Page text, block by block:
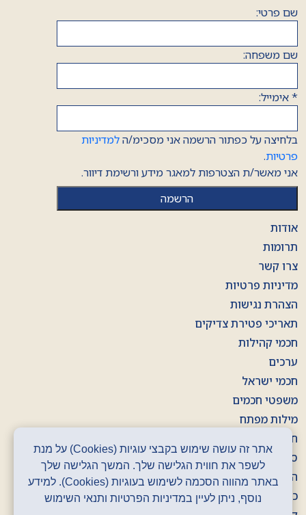
שם פרטי:
שם משפחה:
*אימייל:
בלחיצה על כפתור הרשמה אני מסכימ/הלמדיניות
פרטיות.
אני מאשר/ת הצטרפות למאגר מידע ורשימת דיוור.
אודות
תרומות
צרו קשר
מדיניות פרטיות
הצהרת נגישות
תאריכי פטירת צדיקים
חכמי קהילות
ערכים
חכמי ישראל
משפטי חכמים
מילות מפתח
חוברות
סרטונים
הסכתים
כרזות
אתר זה עושה שימוש בקבצי עוגיות (Cookies) על מנת
לשפר את חווית הגלישה שלך. המשך הגלישה שלך
באתר מהווה הסכמה לשימוש בעוגיות (Cookies). למידע
נוסף, ניתן לעיין במדיניות הפרטיות ותנאי השימוש